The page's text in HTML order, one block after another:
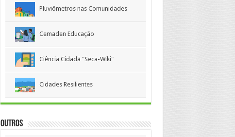
Pluviômetros nas Comunidades
Cemaden Educação
Ciência Cidadã "Seca-Wiki"
Cidades Resilientes
Outros